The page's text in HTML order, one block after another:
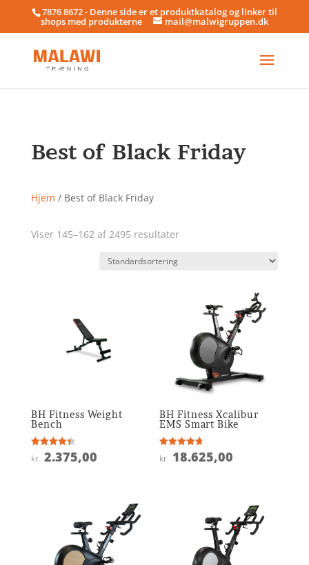
7876 8672 - Denne side er et produktkatalog og linker til
shops med produkterne mail@malwigruppen.dk
Best of Black Friday
Hjem / Best of Black Friday
Viser 145–162 af 2495 resultater
BH Fitness Weight
Bench
Vurderet
4.4
kr. 2.375,00
BH Fitness Xcalibur
EMS Smart Bike
Vurderet
4.7
kr. 18.625,00